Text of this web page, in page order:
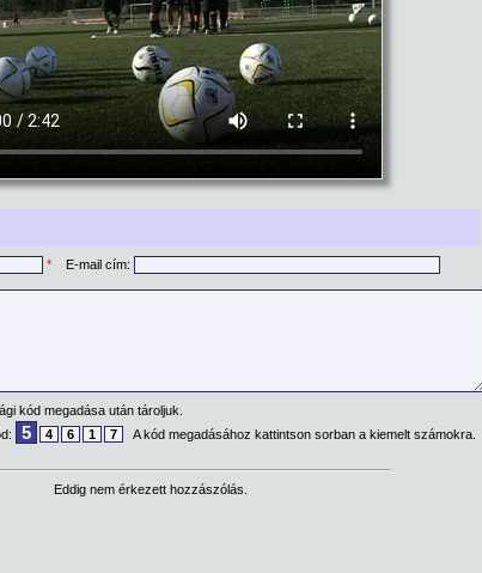
* E-mail cím:
kód megadása után tároljuk.
5 4 6 1 7 A kód megadásához kattintson sorban a kiemelt számokra.
Eddig nem érkezett hozzászólás.